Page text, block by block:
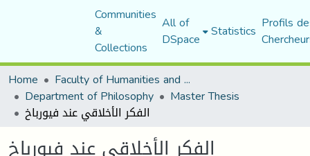
Communities
&
Collections
All of
DSpace Statistics Profils
Home
Faculty of Humanities and Social Sciences
Department of Philosophy Master Thesis
الفكر الأخلاقي عند فيورباخ
الفكر الأخلاقي عند فيورباخ